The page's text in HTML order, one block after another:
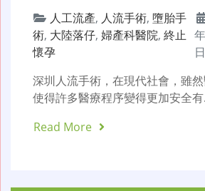
人工流產, 人流手術, 墮胎手
術, 大陸落仔, 婦產科醫院, 終止
懷孕
日
深圳人流手術，在現代社會，雖
使得許多醫療程序變得更加安全
Read More